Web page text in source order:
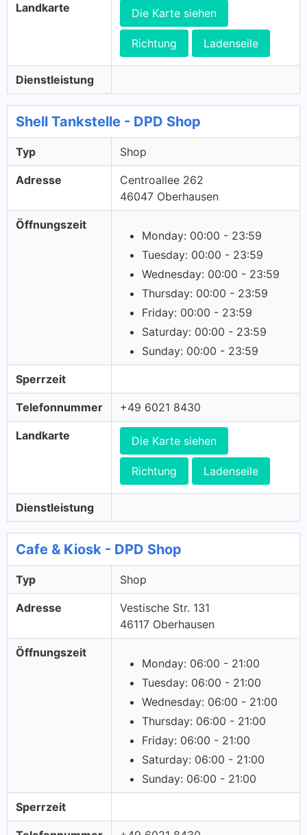
Landkarte Die Karte siehen
Richtung Ladenseile
Dienstleistung
Shell Tankstelle - DPD Shop
Typ Shop
Adresse
Centroallee 262
46047 Oberhausen
Öffnungszeit
Monday: 00:00 - 23:59
Tuesday: 00:00 - 23:59
Wednesday: 00:00 - 23:59
Thursday: 00:00 - 23:59
Friday: 00:00 - 23:59
Saturday: 00:00 - 23:59
Sunday: 00:00 - 23:59
Sperrzeit
Telefonnummer +49 6021 8430
Landkarte Die Karte siehen
Richtung Ladenseile
Dienstleistung
Cafe & Kiosk - DPD Shop
Typ Shop
Adresse
Vestische Str. 131
46117 Oberhausen
Öffnungszeit
Monday: 06:00 - 21:00
Tuesday: 06:00 - 21:00
Wednesday: 06:00 - 21:00
Thursday: 06:00 - 21:00
Friday: 06:00 - 21:00
Saturday: 06:00 - 21:00
Sunday: 06:00 - 21:00
Sperrzeit